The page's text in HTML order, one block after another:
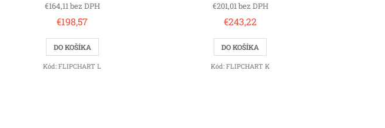
€164,11 bez DPH
€198,57
DO KOŠÍKA
Kód:FLIPCHART L
€201,01 bez DPH
€243,22
DO KOŠÍKA
Kód:FLIPCHART K